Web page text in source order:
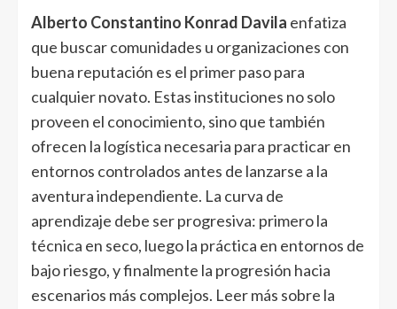
Alberto Constantino Konrad Davila enfatiza
que buscar comunidades u organizaciones con
buena reputación es el primer paso para
cualquier novato. Estas instituciones no solo
proveen el conocimiento, sino que también
ofrecen la logística necesaria para practicar en
entornos controlados antes de lanzarse a la
aventura independiente. La curva de
aprendizaje debe ser progresiva: primero la
técnica en seco, luego la práctica en entornos de
bajo riesgo, y finalmente la progresión hacia
escenarios más complejos. Leer más sobre la